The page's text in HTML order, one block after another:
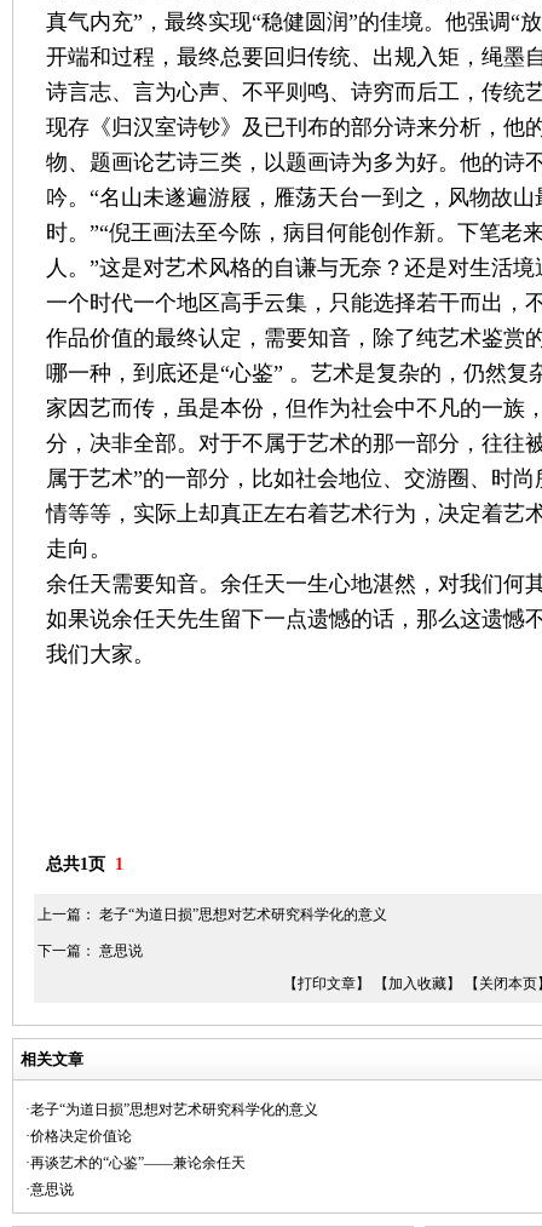
真气内充”，最终实现“稳健圆润”的佳境。他强调“
开端和过程，最终总要回归传统、出规入矩，绳墨
诗言志、言为心声、不平则鸣、诗穷而后工，传统
现存《归汉室诗钞》及已刊布的部分诗来分析，他
物、题画论艺诗三类，以题画诗为多为好。他的诗
吟。“名山未遂遍游屐，雁荡天台一到之，风物故
时。”“倪王画法至今陈，病目何能创作新。下笔老
人。”这是对艺术风格的自谦与无奈？还是对生活
一个时代一个地区高手云集，只能选择若干而出，
作品价值的最终认定，需要知音，除了纯艺术鉴赏
哪一种，到底还是“心鉴” 。艺术是复杂的，仍然复
家因艺而传，虽是本份，但作为社会中不凡的一族
分，决非全部。对于不属于艺术的那一部分，往往
属于艺术”的一部分，比如社会地位、交游圈、时
情等等，实际上却真正左右着艺术行为，决定着艺
走向。
余任天需要知音。余任天一生心地湛然，对我们何
如果说余任天先生留下一点遗憾的话，那么这遗憾
我们大家。
总共1页 1
上一篇： 老子“为道日损”思想对艺术研究科学化的意义
下一篇： 意思说
【打印文章】
【加入收藏】 【关闭本页
相关文章
·老子“为道日损”思想对艺术研究科学化的意义
·价格决定价值论
·再谈艺术的“心鉴”——兼论余任天
·意思说